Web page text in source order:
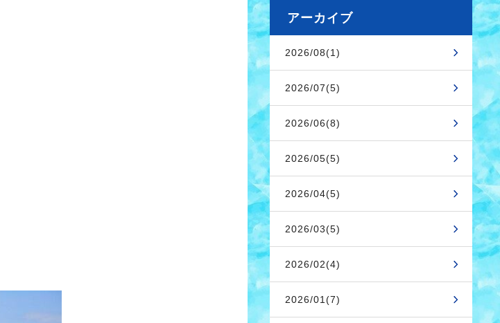
アーカイブ
2026/08(1)
2026/07(5)
2026/06(8)
2026/05(5)
2026/04(5)
2026/03(5)
2026/02(4)
2026/01(7)